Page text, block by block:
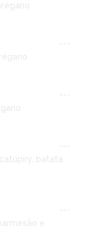
---
---
---
batata
---
e